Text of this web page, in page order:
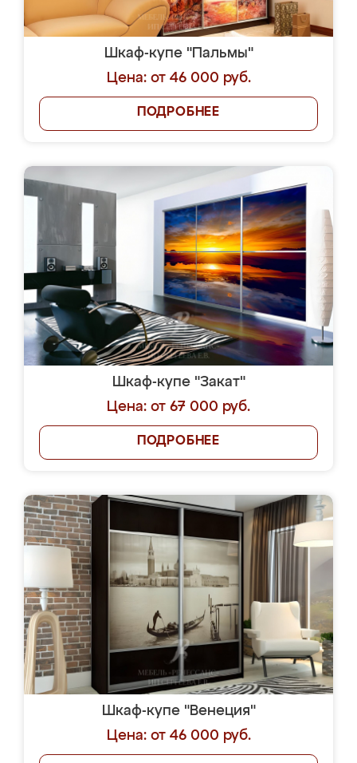
Шкаф-купе "Пальмы"
Цена: от 46 000 руб.
ПОДРОБНЕЕ
Шкаф-купе "Закат"
Цена: от 67 000 руб.
ПОДРОБНЕЕ
Шкаф-купе "Венеция"
Цена: от 46 000 руб.